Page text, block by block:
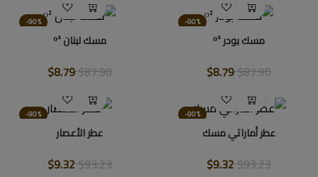
-90%
مسك بودر ᴼ²
$87.90
$8.79
-90%
مسك لبنان ᴼ²
$87.90
$8.79
-90%
عطر أماراتي مسك
$93.23
$9.32
-90%
عطر الأعصار
$93.23
$9.32